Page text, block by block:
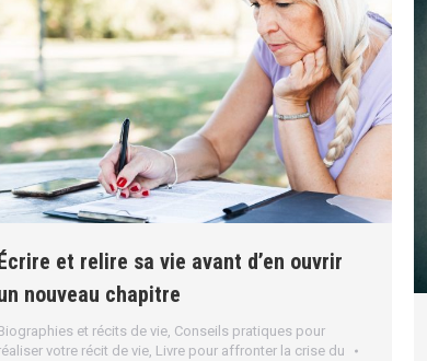
et relire sa vie avant d’en ouvrir
nouveau chapitre
et récits de vie Conseils pratiques pour
votre récit de vie Livre pour affronter la crise du